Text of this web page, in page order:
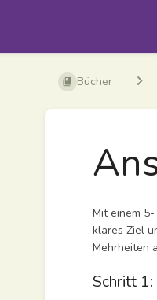
Bücher
Mit einem
klares Ziel
Mehrheiten
Schritt